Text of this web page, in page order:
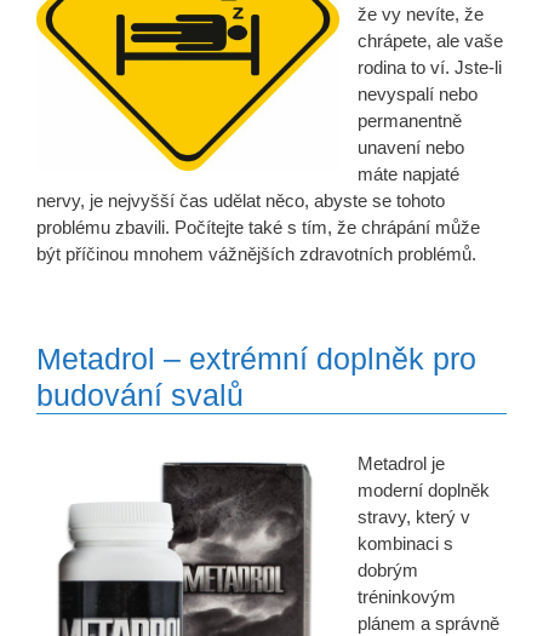
že vy nevíte, že
chrápete, ale vaše
rodina to ví. Jste-li
nevyspalí nebo
permanentně
unavení nebo
máte napjaté
nervy, je nejvyšší čas udělat něco, abyste se tohoto
problému zbavili. Počítejte také s tím, že chrápání může
být příčinou mnohem vážnějších zdravotních problémů.
Metadrol – extrémní doplněk pro
budování svalů
Metadrol je
moderní doplněk
stravy, který v
kombinaci s
dobrým
tréninkovým
plánem a správně